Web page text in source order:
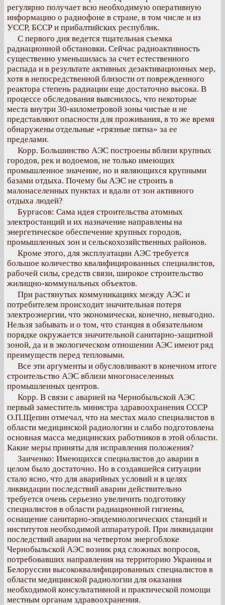
регулярно получает всю необходимую оперативную
информацию о радиофоне в стране, в том числе и из
УССР, БССР и прибалтийских республик.
С первого дня ведется тщательная съемка
радиационной обстановки. Сейчас радиоактивность
существенно уменьшилась за счет естественного
распада и в результате активных дезактивационных мер,
хотя в непосредственной близости от поврежденного
реактора степень радиации еще достаточно высока. В
процессе обследования выяснилось, что некоторые
места внутри 30-километровой зоны чистые и не
представляют опасности для проживания, в то же время
обнаружены отдельные «грязные пятна» за ее
пределами.
Корр. Большинство АЭС построены вблизи крупных
городов, рек и водоемов, не только имеющих
промышленное значение, но и являющихся крупными
базами отдыха. Почему бы АЭС не строить в
малонаселенных пунктах и вдали от зон активного
отдыха людей?
Бургасов: Сама идея строительства атомных
электростанций и их назначение направлены на
энергетическое обеспечение крупных городов,
промышленных зон и сельскохозяйственных районов.
Кроме этого, для эксплуатации АЭС требуется
большое количество квалифицированных специалистов,
рабочей силы, средств связи, широкое строительство
жилищно-коммунальных объектов.
При растянутых коммуникациях между АЭС и
потребителем происходит значительная потеря
электроэнергии, что экономически, конечно, невыгодно.
Нельзя забывать и о том, что станция в обязательном
порядке окружается значительной санитарно-защитной
зоной, да и в экологическом отношении АЭС имеют ряд
преимуществ перед тепловыми.
Все эти аргументы и обусловливают в конечном итоге
строительство АЭС вблизи многонаселенных
промышленных центров.
Корр. В связи с аварией на Чернобыльской АЭС
первый заместитель министра здравоохранения СССР
О.П.Щепин отмечал, что на местах мало специалистов в
области медицинской радиологии и слабо подготовлена
основная масса медицинских работников в этой области.
Какие меры приняты для исправления положения?
Заиченко: Имеющихся специалистов до аварии в
целом было достаточно. Но в создавшейся ситуации
стало ясно, что для аварийных условий и в целях
ликвидации последствий аварии действительно
требуется очень серьезно увеличить подготовку
специалистов в области радиационной гигиены,
оснащение санитарно-эпидемиологических станций и
институтов необходимой аппаратурой. При ликвидации
последствий аварии на четвертом энергоблоке
Чернобыльской АЭС возник ряд сложных вопросов,
потребовавших направления на территорию Украины и
Белоруссии высококвалифицированных специалистов в
области медицинской радиологии для оказания
необходимой консультативной и практической помощи
местным органам здравоохранения.